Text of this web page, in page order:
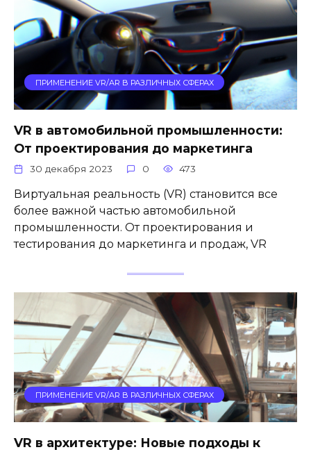
ПРИМЕНЕНИЕ VR/AR В РАЗЛИЧНЫХ СФЕРАХ
VR в автомобильной промышленности:
От проектирования до маркетинга
30 декабря 2023 0 473
Виртуальная реальность (VR) становится все
более важной частью автомобильной
промышленности. От проектирования и
тестирования до маркетинга и продаж, VR
ПРИМЕНЕНИЕ VR/AR В РАЗЛИЧНЫХ СФЕРАХ
VR в архитектуре: Новые подходы к